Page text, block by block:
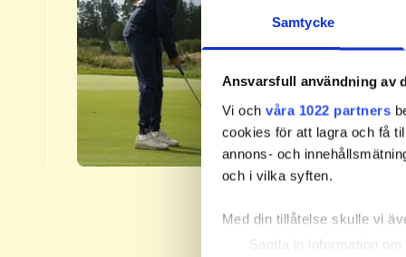
Samtycke
Ansvarsfull användning av
Vi och våra 1022 partners
cookies för att lagra och få
annons- och
och i vilka syften.
Med din tillåtelse skulle vi
Samla in information
​Läs